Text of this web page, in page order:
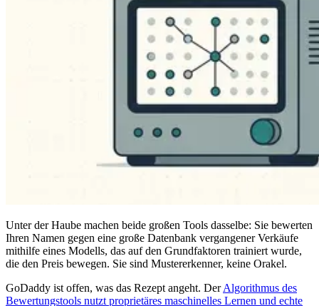
Unter der Haube machen beide großen Tools dasselbe: Sie bewerten
Ihren Namen gegen eine große Datenbank vergangener Verkäufe
mithilfe eines Modells, das auf den Grundfaktoren trainiert wurde,
die den Preis bewegen. Sie sind Mustererkenner, keine Orakel.
GoDaddy ist offen, was das Rezept angeht. DerAlgorithmus des
Bewertungstools nutzt proprietäres maschinelles Lernen und echte